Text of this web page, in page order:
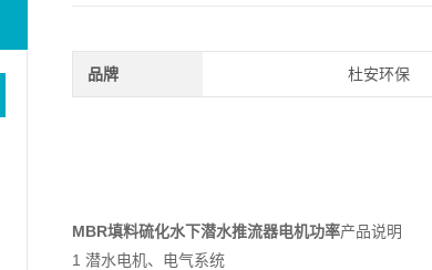
品牌 杜安环保
MBR填料硫化水下潜水推流器电机功率产品说明
1 潜水电机、电气系统